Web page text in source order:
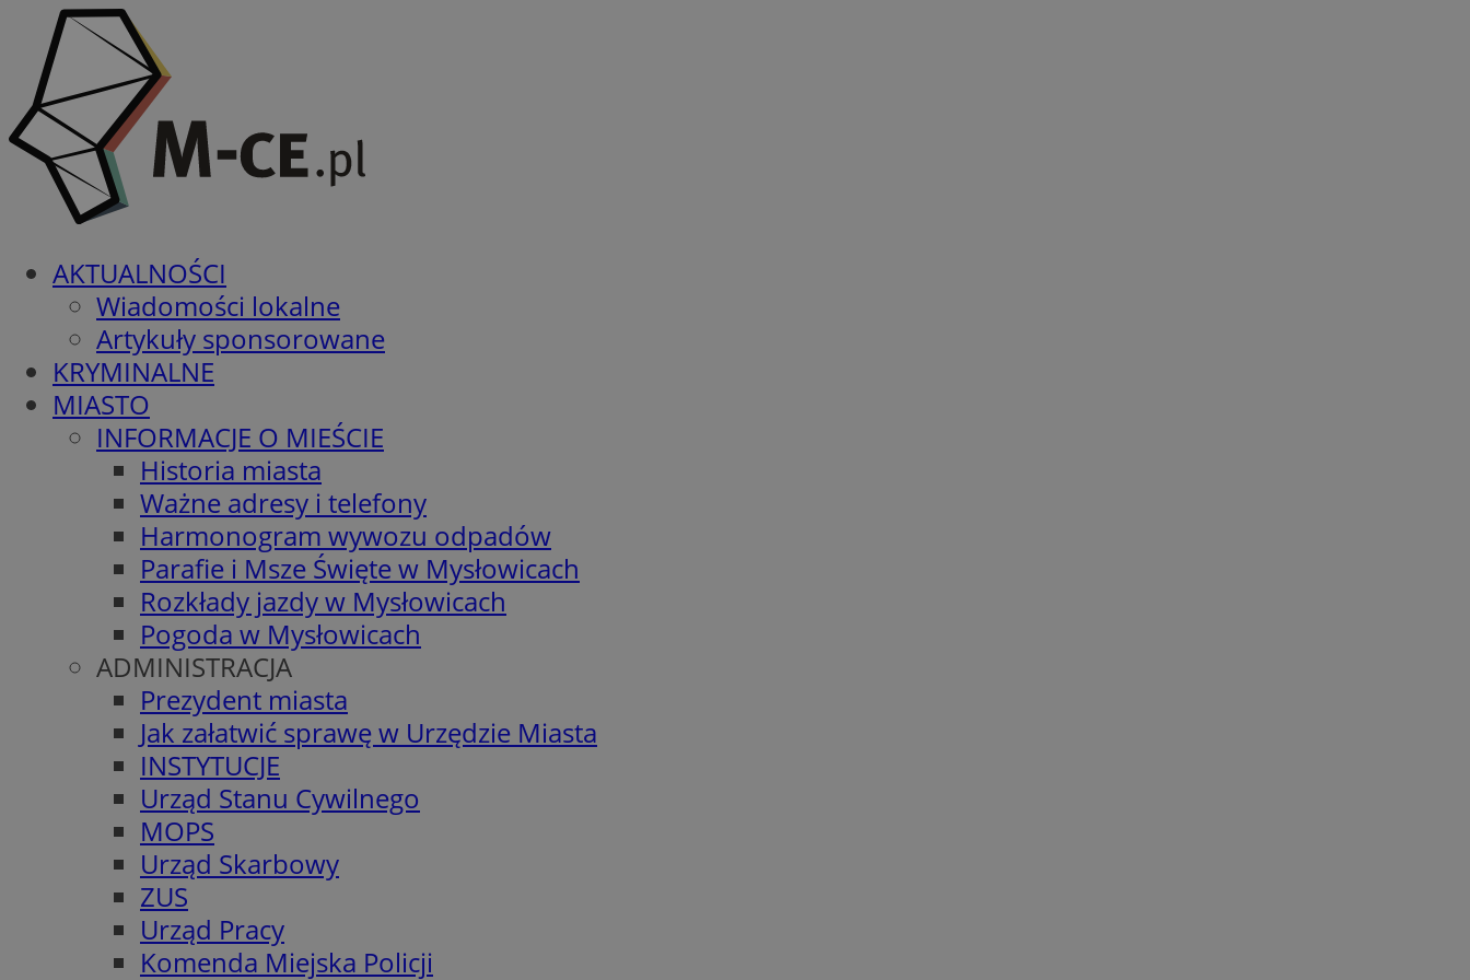
AKTUALNOŚCI
Wiadomości lokalne
Artykuły sponsorowane
KRYMINALNE
MIASTO
INFORMACJE O MIEŚCIE
Historia miasta
Ważne adresy i telefony
Harmonogram wywozu odpadów
Parafie i Msze Święte w Mysłowicach
Rozkłady jazdy w Mysłowicach
Pogoda w Mysłowicach
ADMINISTRACJA
Prezydent miasta
Jak załatwić sprawę w Urzędzie Miasta
INSTYTUCJE
Urząd Stanu Cywilnego
MOPS
Urząd Skarbowy
ZUS
Urząd Pracy
Komenda Miejska Policji